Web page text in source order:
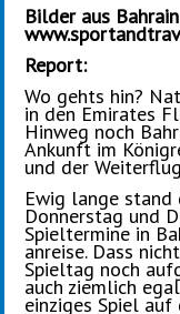
Bilder aus
Report:
Wo gehts hin?
in den Emirates
Hinweg noch
Ankunft im
und der
Ewig lange
Donnerstag und
Spieltermine in
anreise. Dass
Spieltag noch
auch ziemlich
einziges Spiel